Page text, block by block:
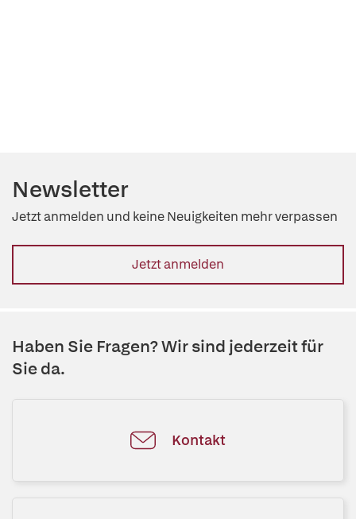
Newsletter
Jetzt anmelden und keine Neuigkeiten mehr verpassen
Jetzt anmelden
Haben Sie Fragen? Wir sind jederzeit für
Sie da.
Kontakt